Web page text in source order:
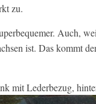
zu.
Auch,
ist. Das kommt